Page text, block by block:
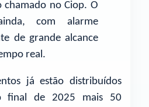
chamado no Ciop. O
com alarme
de grande alcance
real.
já estão distribuídos
final de 2025 mais 50